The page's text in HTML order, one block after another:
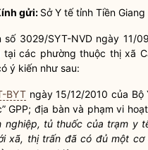
gửi: Sở Y tế tỉnh Tiền Giang
3029/SYT-NVD ngày 11/
các phường thuộc thị xã
ý kiến như sau:
BYTngày 15/12/2010 của Bộ
GPP; địa bànvà phạm vi
nghiệp, tủ thuốc của trạm y
xã, thị trấn đã có đủ một